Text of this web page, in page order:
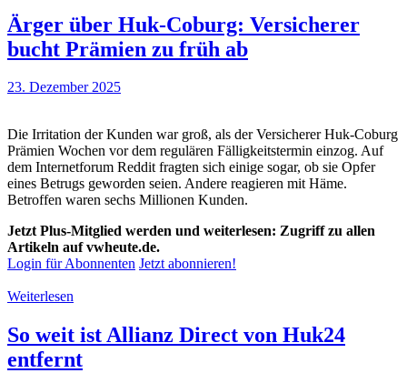
Ärger über Huk-Coburg: Versicherer
bucht Prämien zu früh ab
23. Dezember 2025
Die Irritation der Kunden war groß, als der Versicherer Huk-Coburg
Prämien Wochen vor dem regulären Fälligkeitstermin einzog. Auf
dem Internetforum Reddit fragten sich einige sogar, ob sie Opfer
eines Betrugs geworden seien. Andere reagieren mit Häme.
Betroffen waren sechs Millionen Kunden.
Jetzt Plus-Mitglied werden und weiterlesen: Zugriff zu allen
Artikeln auf vwheute.de.
Login für Abonnenten Jetzt abonnieren!
Weiterlesen
So weit ist Allianz Direct von Huk24
entfernt